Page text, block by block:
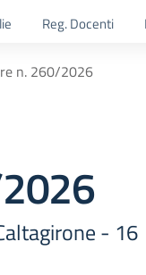
Reg. Docenti
n. 260/2026
- 16